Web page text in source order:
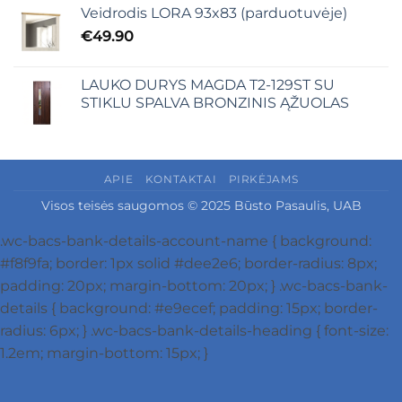
Veidrodis LORA 93x83 (parduotuvėje)
€49.90
LAUKO DURYS MAGDA T2-129ST SU
STIKLU SPALVA BRONZINIS ĄŽUOLAS
APIE KONTAKTAI PIRKĖJAMS
Visos teisės saugomos © 2025 Būsto Pasaulis, UAB
.wc-bacs-bank-details-account-name { background:
#f8f9fa; border: 1px solid #dee2e6; border-radius: 8px;
padding: 20px; margin-bottom: 20px; } .wc-bacs-bank-
details { background: #e9ecef; padding: 15px; border-
radius: 6px; } .wc-bacs-bank-details-heading { font-size:
1.2em; margin-bottom: 15px; }